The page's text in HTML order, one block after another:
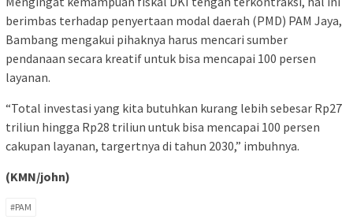
berimbas terhadap penyertaan modal daerah (PMD) PAM Jaya,
Bambang mengakui pihaknya harus mencari sumber
pendanaan secara kreatif untuk bisa mencapai 100 persen
layanan.
“Total investasi yang kita butuhkan kurang lebih sebesar Rp27
triliun hingga Rp28 triliun untuk bisa mencapai 100 persen
cakupan layanan, targertnya di tahun 2030,” imbuhnya.
(KMN/john)
#PAM